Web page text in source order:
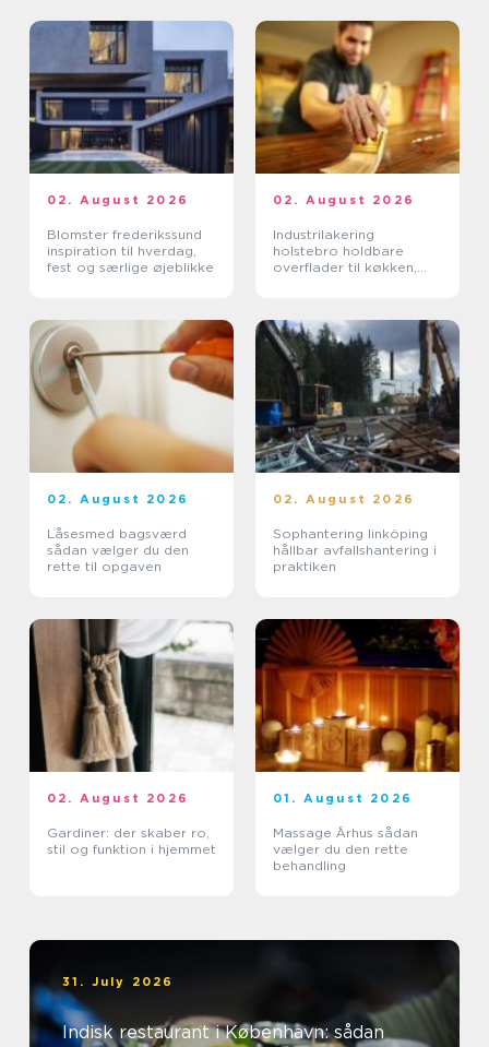
02. August 2026
Blomster frederikssund
inspiration til hverdag,
fest og særlige øjeblikke
02. August 2026
Industrilakering
holstebro holdbare
overflader til køkken,
02. August 2026
Låsesmed bagsværd
sådan vælger du den
rette til opgaven
02. August 2026
Sophantering linköping
hållbar avfallshantering i
praktiken
02. August 2026
Gardiner: der skaber ro,
stil og funktion i hjemmet
01. August 2026
Massage Århus sådan
vælger du den rette
behandling
31. July 2026
Indisk restaurant i København: sådan